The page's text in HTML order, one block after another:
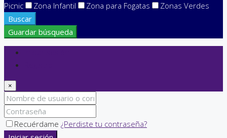
Picnic
Zona Infantil Zona para Fogatas
Zonas Verdes
Buscar
Guardar búsqueda
×
Recuérdame ¿Perdiste tu contraseña?